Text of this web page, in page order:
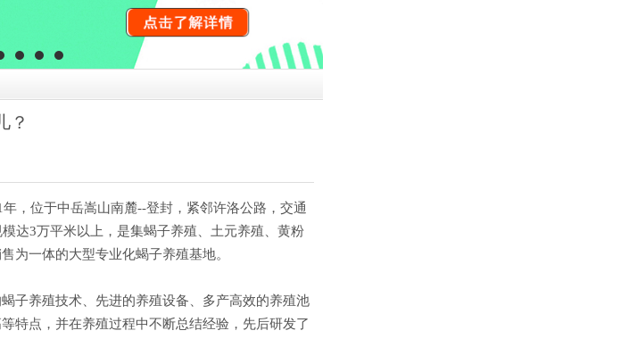
？
，位于中岳嵩山南麓--登封，紧邻许洛公路，交通
达3万平米以上，是集蝎子养殖、土元养殖、黄粉
为一体的大型专业化蝎子养殖基地。
子养殖技术、先进的养殖设备、多产高效的养殖池
特点，并在养殖过程中不断总结经验，先后研发了